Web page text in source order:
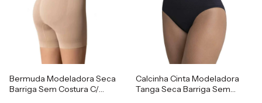
Bermuda Modeladora Seca
Barriga Sem Costura C/
Calcinha Cinta Modeladora
Tanga Seca Barriga Sem